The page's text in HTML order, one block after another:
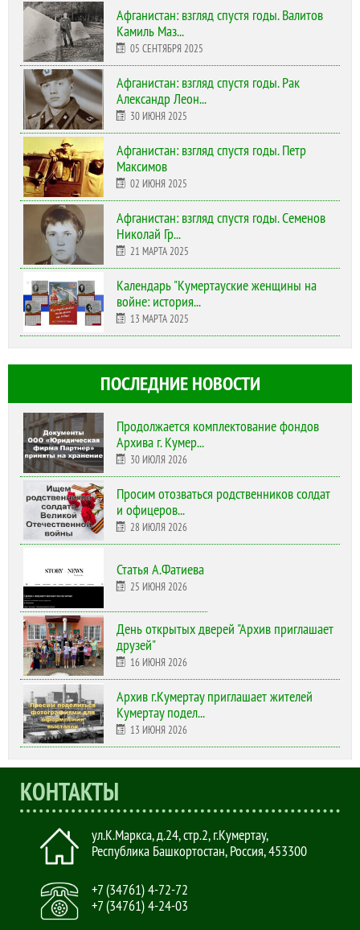
Афганистан: взгляд спустя годы. Валитов
Камиль Маз...
05 СЕНТЯБРЯ 2025
Афганистан: взгляд спустя годы. Рак
Александр Леон...
30 ИЮНЯ 2025
Афганистан: взгляд спустя годы. Петр
Максимов
02 ИЮНЯ 2025
Афганистан: взгляд спустя годы. Семенов
Николай Гр...
21 МАРТА 2025
Календарь "Кумертауские женщины на
войне: история...
13 МАРТА 2025
ПОСЛЕДНИЕ НОВОСТИ
Продолжается комплектование фондов
Архива г. Кумер...
30 ИЮЛЯ 2026
Просим отозваться родственников солдат
и офицеров...
28 ИЮЛЯ 2026
Статья А.Фатиева
25 ИЮНЯ 2026
День открытых дверей "Архив приглашает
друзей"
16 ИЮНЯ 2026
Архив г.Кумертау приглашает жителей
Кумертау подел...
13 ИЮНЯ 2026
КОНТАКТЫ
ул.К.Маркса, д.24, стр.2,г.Кумертау,
Республика Башкортостан, Россия,453300
+7 (34761) 4-72-72
+7 (34761) 4-24-03